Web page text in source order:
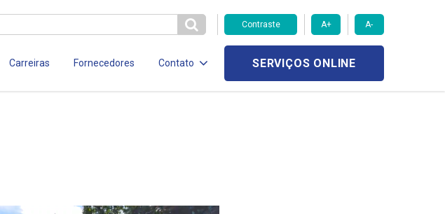
Contraste A+ A-
Carreiras Fornecedores Contato SERVIÇOS ONLINE